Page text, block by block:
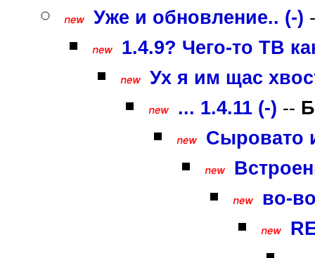
Уже и обновление.. (-)
1.4.9? Чего-то ТВ
Ух я им щас
... 1.4.11 (-) --
Сыровато
во-